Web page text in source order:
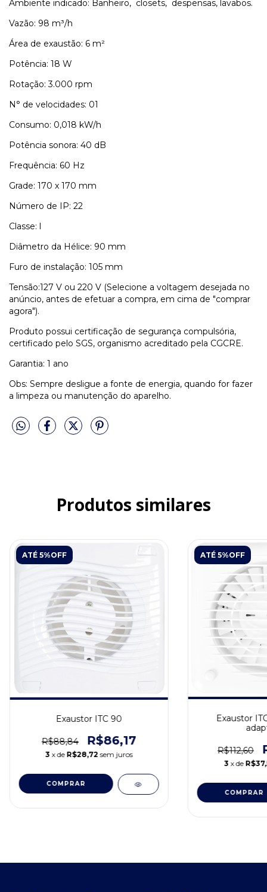
Ambiente indicado: Banheiro, closets, despensas, lavabos.
Vazão: 98 m³/h
Área de exaustão: 6 m²
Potência: 18 W
Rotação: 3.000 rpm
N° de velocidades: 01
Consumo: 0,018 kW/h
Potência sonora: 40 dB
Frequência: 60 Hz
Grade: 170 x 170 mm
Número de IP: 22
Classe: l
Diâmetro da Hélice: 90 mm
Furo de instalação: 105 mm
Tensão:127 V ou 220 V (Selecione a voltagem desejada no
anúncio, antes de efetuar a compra, em cima de "comprar
agora").
Produto possui certificação de segurança compulsória,
certificado pelo SGS, organismo acreditado pela CGCRE.
Garantia: 1 ano
Obs: Sempre desligue a fonte de energia, quando for fazer
a limpeza ou manutenção do aparelho.
Produtos similares
ATÉ 5%OFF
Exaustor ITC 90
R$88,84 R$86,17
3 x de R$28,72 sem juros
COMPRAR
ATÉ 5%OFF
Exaustor
R$112,60
3 x de
COMPRAR